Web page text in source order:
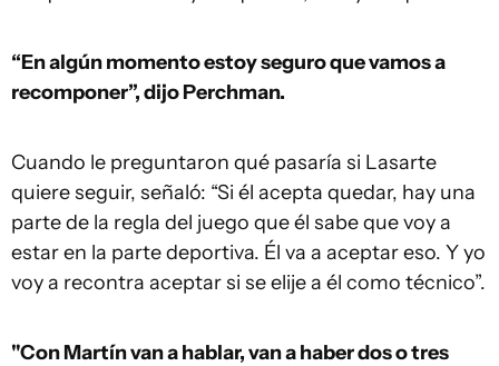
“En algún momento estoy seguro que vamos a
recomponer”, dijo Perchman.
Cuando le preguntaron qué pasaría si Lasarte
quiere seguir, señaló: “Si él acepta quedar, hay una
parte de la regla del juego que él sabe que voy a
estar en la parte deportiva. Él va a aceptar eso. Y yo
voy a recontra aceptar si se elije a él como técnico”.
"Con Martín van a hablar, van a haber dos o tres